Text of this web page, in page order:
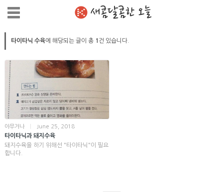
새콤달콤한 오늘
타이타닉 수육에 해당되는 글이 총 1 건 있습니다.
아무거나 June 25, 2018
타이타닉과 돼지수육
돼지수육을 하기 위해선 "타이타닉"이 필요
합니다.